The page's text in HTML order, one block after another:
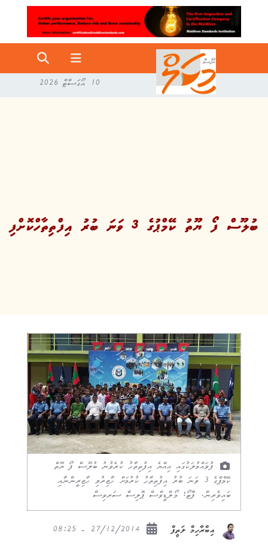
10 އޯގަސްޓް 2026
ބުލޫސް ފޯ ޔޫތު ކޭމްޕުގެ 3 ވަނަ ބުރު އިފްތިތާހްކޮށްފި
ފުވައްމުލަކުގައި އިއްޔެ އިފުތިތާހު ކުރެވުނު ބުލޫސް ފޯ ޔޫތް
ކޭމްޕްގެ 3 ވަނަ ބުރު އިފުތިތާހު ކުރުމަށް ހާޒިރުވި ހާޒިރީންނާއި
ބައިވެރިން. ފޮޓޯ؛ މޯލްޑީވްސް ޕޮލިސް ސަރވިސް
އިބްރާހިމް ލަތީފް